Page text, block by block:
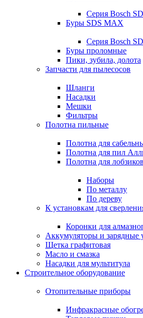
Серия Bosch
Буры SDS MAX
Серия Bosch
Буры проломные
Пики, зубила, долота
Запчасти для пылесосов
Шланги
Насадки
Мешки
Фильтры
Полотна пильные
Полотна для
Полотна для пил
Полотна для лобзиков
Наборы
По металлу
По дереву
К установкам для
Коронки для
Аккумуляторы и зарядные
Щетка графитовая
Масло и смазка
Насадки для мультитула
Строительное оборудование
Отопительные приборы
Инфракрасные